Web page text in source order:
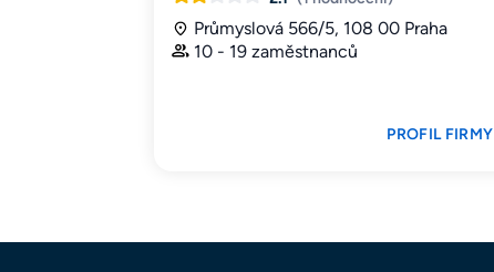
Průmyslová 566/5, 108 00 Praha
10 - 19 zaměstnanců
PROFIL FIRMY